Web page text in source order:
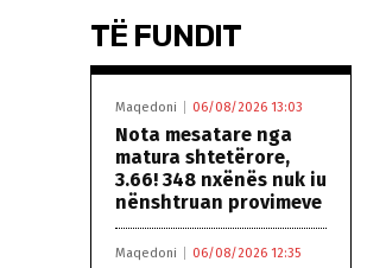
TË FUNDIT
Maqedoni 06/08/2026 13:03
Nota mesatare nga
matura shtetërore,
3.66! 348 nxënës nuk iu
nënshtruan provimeve
Maqedoni 06/08/2026 12:35